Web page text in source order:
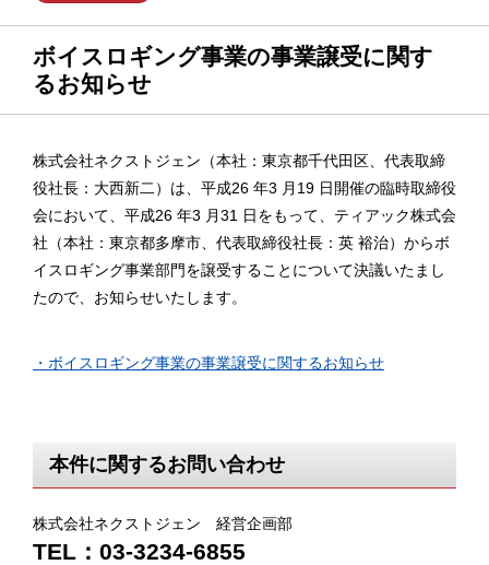
ボイスロギング事業の事業譲受に関す
るお知らせ
株式会社ネクストジェン（本社：東京都千代田区、代表取締
役社長：大西新二）は、平成26 年3 月19 日開催の臨時取締役
会において、平成26 年3 月31 日をもって、ティアック株式会
社（本社：東京都多摩市、代表取締役社長：英 裕治）からボ
イスロギング事業部門を譲受することについて決議いたまし
たので、お知らせいたします。
・ボイスロギング事業の事業譲受に関するお知らせ
本件に関するお問い合わせ
株式会社ネクストジェン 経営企画部
TEL：03-3234-6855